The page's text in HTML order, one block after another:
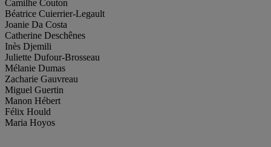
Camilhe Couton
Béatrice Cuierrier-Legault
Joanie Da Costa
Catherine Deschênes
Inès Djemili
Juliette Dufour-Brosseau
Mélanie Dumas
Zacharie Gauvreau
Miguel Guertin
Manon Hébert
Félix Hould
Maria Hoyos